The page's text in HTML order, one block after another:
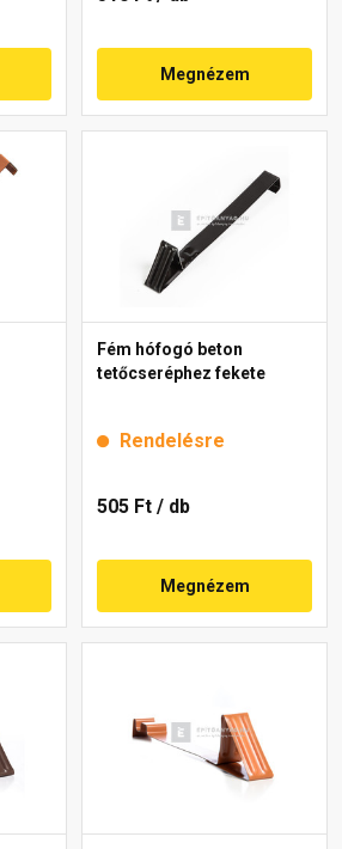
Megnézem
Fém hófogó beton
tetőcseréphez fekete
Rendelésre
505 Ft / db
Megnézem